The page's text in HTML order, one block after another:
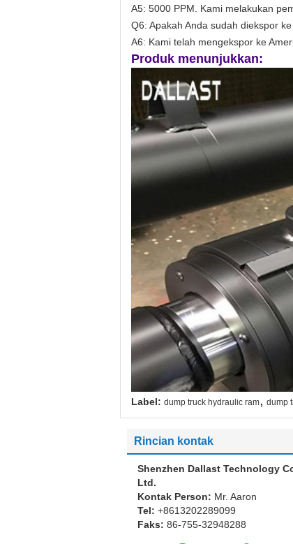
A5: 5000 PPM. Kami melakukan
Q6: Apakah Anda sudah diekspor
A6: Kami telah mengekspor ke
Produk menunjukkan:
Label: dump truck hydraulic ram, dump
Rincian kontak
Shenzhen Dallast Technology
Ltd.
Kontak Person: Mr. Aaron
Tel: +8613202289099
Faks: 86-755-32948288